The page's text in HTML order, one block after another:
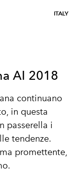
ITALY
AI 2018
continuano
in questa
passerella i
tendenze.
promettente,